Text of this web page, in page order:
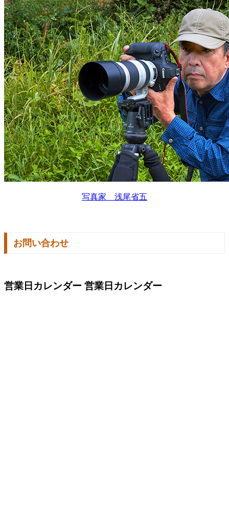
写真家 浅尾省五
お問い合わせ
営業日カレンダー 営業日カレンダー